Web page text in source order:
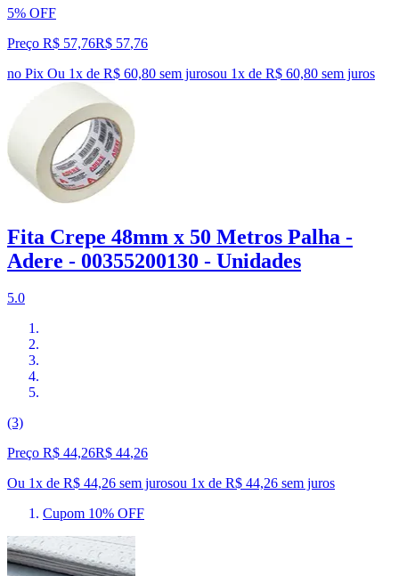
5% OFF
Preço R$ 57,76R$ 57,76
no Pix Ou 1x de R$ 60,80 sem jurosou 1x de R$ 60,80 sem juros
Fita Crepe 48mm x 50 Metros Palha -
Adere - 00355200130 - Unidades
5.0
(3)
Preço R$ 44,26R$ 44,26
Ou 1x de R$ 44,26 sem jurosou 1x de R$ 44,26 sem juros
Cupom 10% OFF